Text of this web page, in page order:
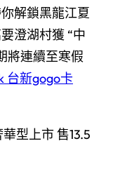
解鎖黑龍江夏
澄湖村獲 “中
將連續至寒假
台新gogo卡
型上市 售13.5